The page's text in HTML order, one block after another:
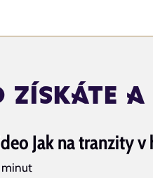
získáte
Jak na tranzity
minut